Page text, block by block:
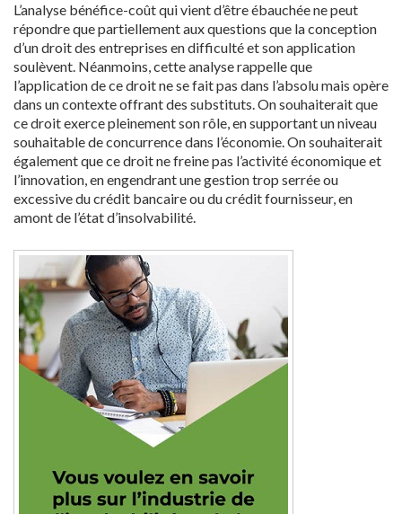
L’analyse bénéfice-coût qui vient d’être ébauchée ne peut
répondre que partiellement aux questions que la conception
d’un droit des entreprises en difficulté et son application
soulèvent. Néanmoins, cette analyse rappelle que
l’application de ce droit ne se fait pas dans l’absolu mais opère
dans un contexte offrant des substituts. On souhaiterait que
ce droit exerce pleinement son rôle, en supportant un niveau
souhaitable de concurrence dans l’économie. On souhaiterait
également que ce droit ne freine pas l’activité économique et
l’innovation, en engendrant une gestion trop serrée ou
excessive du crédit bancaire ou du crédit fournisseur, en
amont de l’état d’insolvabilité.